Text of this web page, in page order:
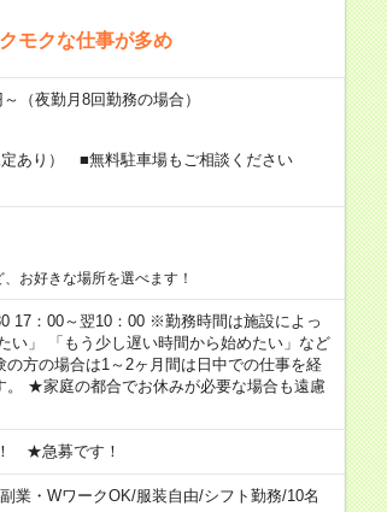
モクな仕事が多め
（夜勤月8回勤務の場合）
あり） ■無料駐車場もご相談ください
お好きな場所を選べます！
17：00～翌10：00 ※勤務時間は施設によっ
い」 「もう少し遅い時間から始めたい」など
方の場合は1～2ヶ月間は日中での仕事を経
★家庭の都合でお休みが必要な場合も遠慮
★急募です！
副業・WワークOK/服装自由/シフト勤務/10名